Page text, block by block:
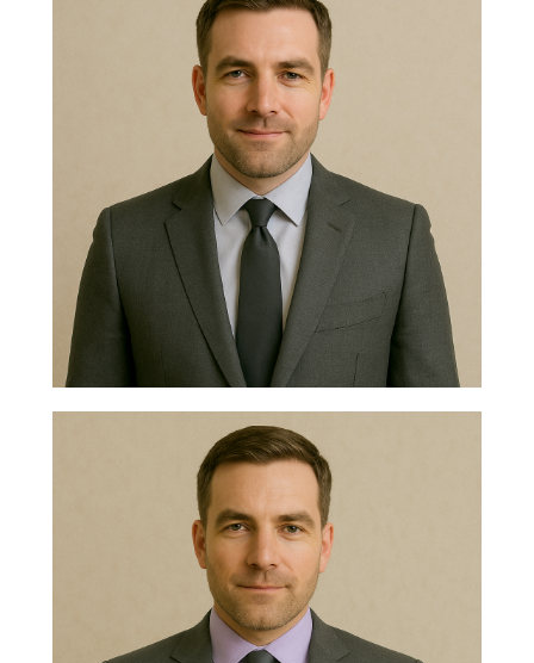
Какую ткань выбрать?
Какой фасон подойдет именно вам?
Как должен сидеть правильно
пошитый костюм?
Пройдите тест и узнайте стоимость
пошива костюма по фигуре
Нужен отлично сидящий
костюм для офиса?